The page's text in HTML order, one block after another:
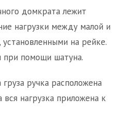
домкрата лежит
нагрузки между малой и
на рейке.
при помощи шатуна.
ручка расположена
вся нагрузка приложена к